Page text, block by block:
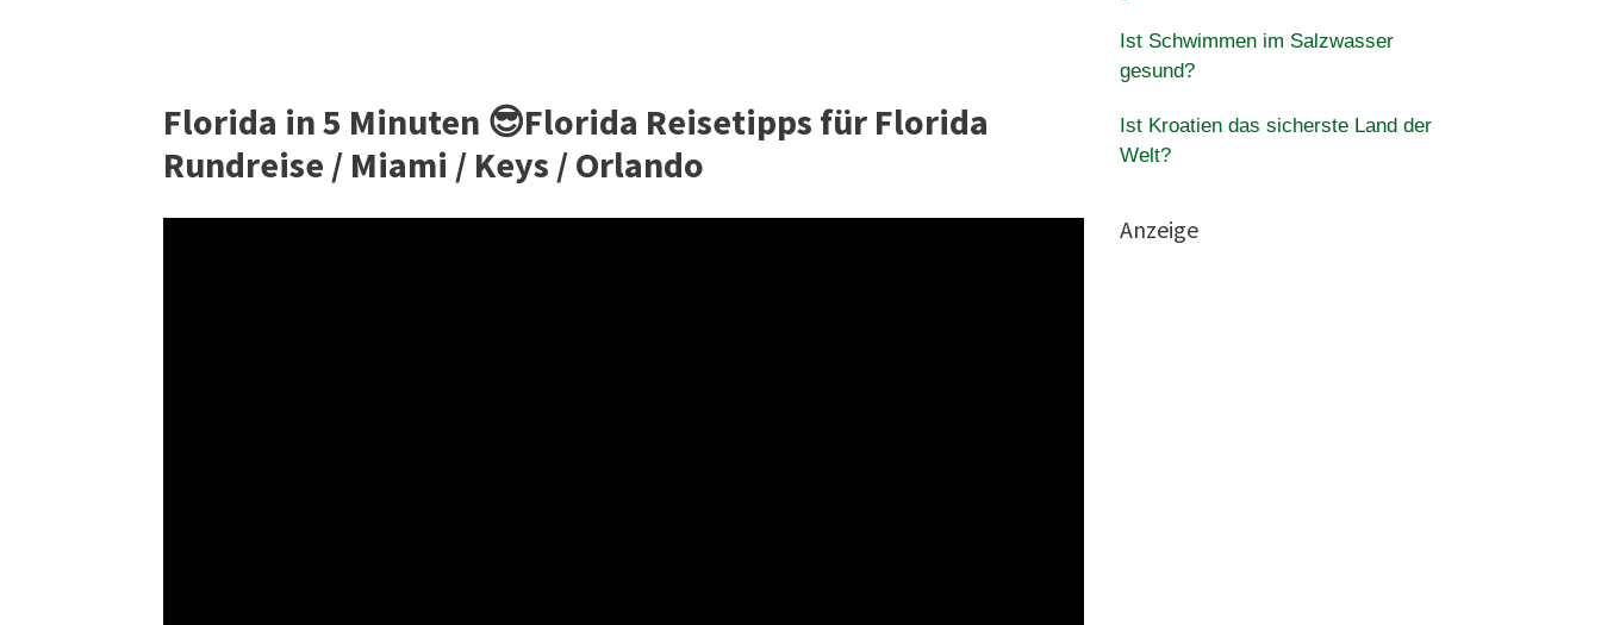
Florida in 5 Minuten 😎Florida Reisetipps für Florida
Rundreise / Miami / Keys / Orlando
Ist Schwimmen im Salzwasser
gesund?
Ist Kroatien das sicherste Land der
Welt?
Anzeige